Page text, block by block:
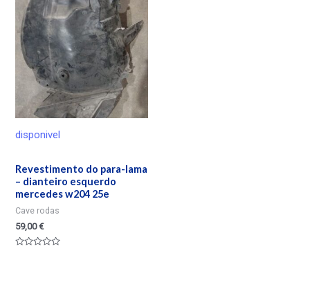
disponivel
Revestimento do para-lama
– dianteiro esquerdo
mercedes w204 25e
Cave rodas
59,00€